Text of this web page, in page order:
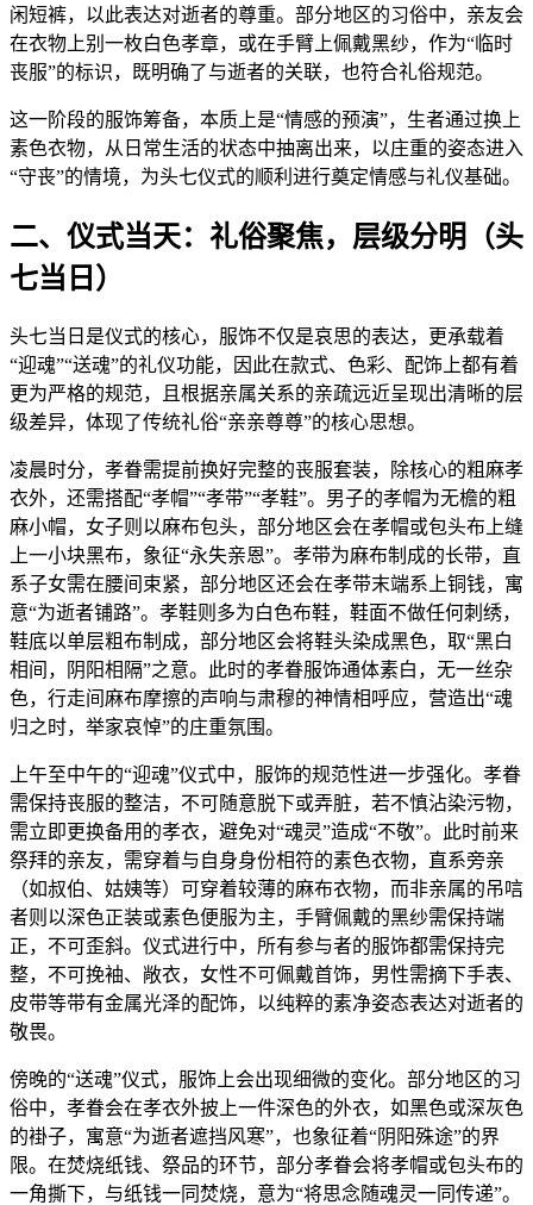
闲短裤，以此表达对逝者的尊重。部分地区的习俗中，亲友会
在衣物上别一枚白色孝章，或在手臂上佩戴黑纱，作为“临时
丧服”的标识，既明确了与逝者的关联，也符合礼俗规范。
这一阶段的服饰筹备，本质上是“情感的预演”，生者通过换上
素色衣物，从日常生活的状态中抽离出来，以庄重的姿态进入
“守丧”的情境，为头七仪式的顺利进行奠定情感与礼仪基础。
二、仪式当天：礼俗聚焦，层级分明（头
七当日）
头七当日是仪式的核心，服饰不仅是哀思的表达，更承载着
“迎魂”“送魂”的礼仪功能，因此在款式、色彩、配饰上都有着
更为严格的规范，且根据亲属关系的亲疏远近呈现出清晰的层
级差异，体现了传统礼俗“亲亲尊尊”的核心思想。
凌晨时分，孝眷需提前换好完整的丧服套装，除核心的粗麻孝
衣外，还需搭配“孝帽”“孝带”“孝鞋”。男子的孝帽为无檐的粗
麻小帽，女子则以麻布包头，部分地区会在孝帽或包头布上缝
上一小块黑布，象征“永失亲恩”。孝带为麻布制成的长带，直
系子女需在腰间束紧，部分地区还会在孝带末端系上铜钱，寓
意“为逝者铺路”。孝鞋则多为白色布鞋，鞋面不做任何刺绣，
鞋底以单层粗布制成，部分地区会将鞋头染成黑色，取“黑白
相间，阴阳相隔”之意。此时的孝眷服饰通体素白，无一丝杂
色，行走间麻布摩擦的声响与肃穆的神情相呼应，营造出“魂
归之时，举家哀悼”的庄重氛围。
上午至中午的“迎魂”仪式中，服饰的规范性进一步强化。孝眷
需保持丧服的整洁，不可随意脱下或弄脏，若不慎沾染污物，
需立即更换备用的孝衣，避免对“魂灵”造成“不敬”。此时前来
祭拜的亲友，需穿着与自身身份相符的素色衣物，直系旁亲
（如叔伯、姑姨等）可穿着较薄的麻布衣物，而非亲属的吊唁
者则以深色正装或素色便服为主，手臂佩戴的黑纱需保持端
正，不可歪斜。仪式进行中，所有参与者的服饰都需保持完
整，不可挽袖、敞衣，女性不可佩戴首饰，男性需摘下手表、
皮带等带有金属光泽的配饰，以纯粹的素净姿态表达对逝者的
敬畏。
傍晚的“送魂”仪式，服饰上会出现细微的变化。部分地区的习
俗中，孝眷会在孝衣外披上一件深色的外衣，如黑色或深灰色
的褂子，寓意“为逝者遮挡风寒”，也象征着“阴阳殊途”的界
限。在焚烧纸钱、祭品的环节，部分孝眷会将孝帽或包头布的
一角撕下，与纸钱一同焚烧，意为“将思念随魂灵一同传递”。